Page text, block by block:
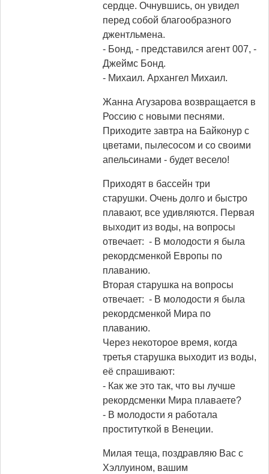
сердце. Очнувшись, он увидел
перед собой благообразного
джентльмена.
- Бонд, - представился агент 007, -
Джеймс Бонд.
- Михаил. Архангел Михаил.
Жанна Агузарова возвращается в
Россию с новыми песнями.
Приходите завтра на Байконур с
цветами, пылесосом и со своими
апельсинами - будет весело!
Приходят в бассейн три
старушки. Очень долго и быстро
плавают, все удивляются. Первая
выходит из воды, на вопросы
отвечает: - В молодости я была
рекордсменкой Европы по
плаванию.
Вторая старушка на вопросы
отвечает: - В молодости я была
рекордсменкой Мира по
плаванию.
Через некоторое время, когда
третья старушка выходит из воды,
её спрашивают:
- Как же это так, что вы лучше
рекордсменки Мира плаваете?
- В молодости я работала
проституткой в Венеции.
Милая теща, поздравляю Вас с
Хэллуином, вашим